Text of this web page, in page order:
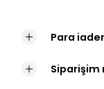
Para
Siparişim